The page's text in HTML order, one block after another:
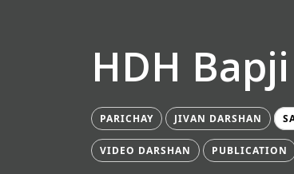
HDH Bapji
PARICHAY JIVAN DARSHAN
VIDEO DARSHAN PUBLICATION